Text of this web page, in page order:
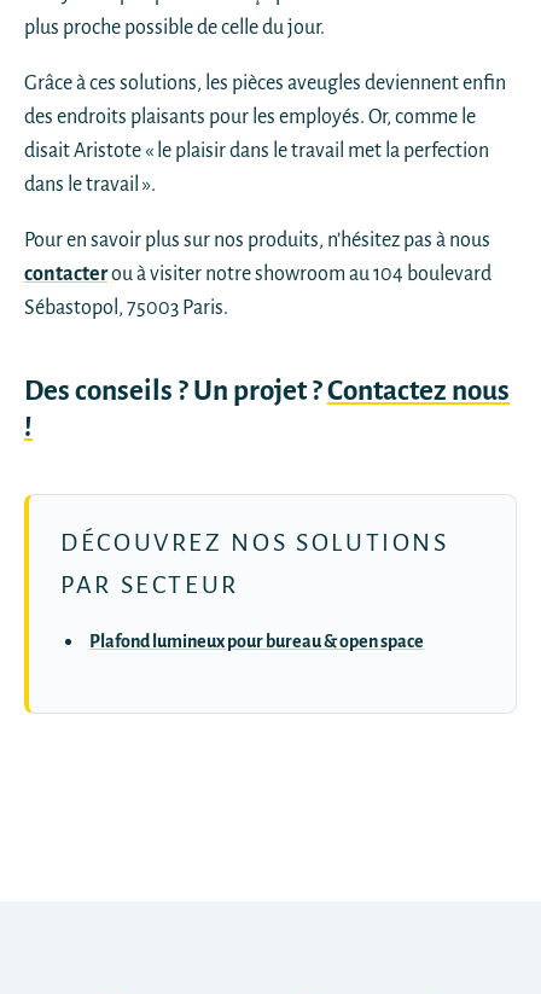
plus proche possible de celle du jour.
Grâce à ces solutions, les pièces aveugles deviennent enfin
des endroits plaisants pour les employés. Or, comme le
disait Aristote « le plaisir dans le travail met la perfection
dans le travail ».
Pour en savoir plus sur nos produits, n’hésitez pas à nous
contacterou à visiter notre showroom au 104 boulevard
Sébastopol, 75003 Paris.
Des conseils ? Un projet ?Contactez nous
!
DÉCOUVREZ NOS SOLUTIONS
PAR SECTEUR
Plafond lumineux pour bureau & open space